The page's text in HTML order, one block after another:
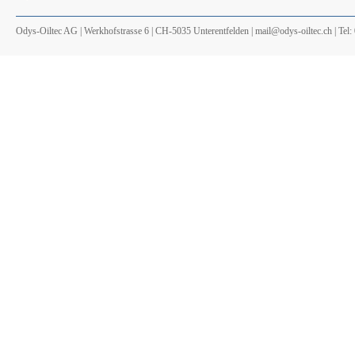
Odys-Oiltec AG | Werkhofstrasse 6 | CH-5035 Unterentfelden | mail@odys-oiltec.ch |